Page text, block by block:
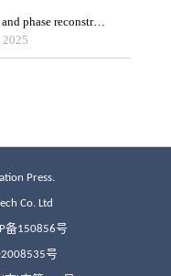
Press.
Co. Ltd
备150856号
号